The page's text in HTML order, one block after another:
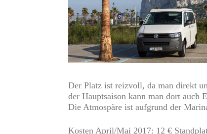
Der Platz ist reizvoll, da man direkt
der Hauptsaison kann man dort auch
Die Atmospäre ist aufgrund der
Kosten April/Mai 2017: 12 €